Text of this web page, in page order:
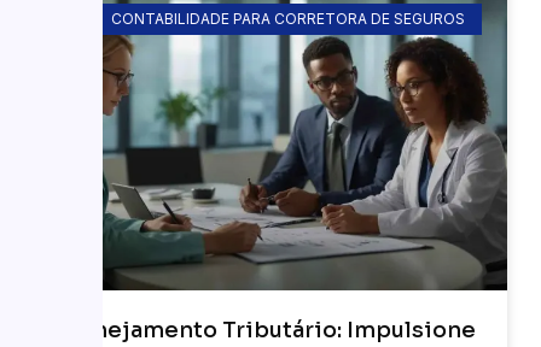
CONTABILIDADE PARA CORRETORA DE SEGUROS
Planejamento Tributário: Impulsione